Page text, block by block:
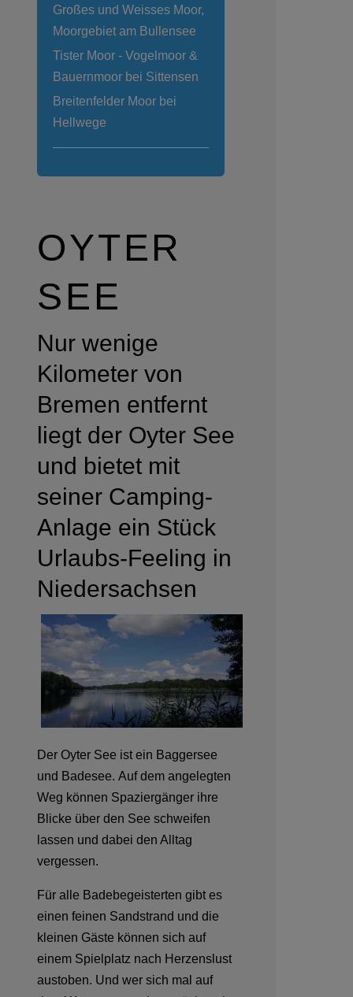
Großes und Weisses Moor,
Moorgebiet am Bullensee
Tister Moor - Vogelmoor &
Bauernmoor bei Sittensen
Breitenfelder Moor bei
Hellwege
OYTER
SEE
Nur wenige
Kilometer von
Bremen entfernt
liegt der Oyter See
und bietet mit
seiner Camping-
Anlage ein Stück
Urlaubs-Feeling in
Niedersachsen
Der Oyter See ist ein Baggersee
und Badesee. Auf dem angelegten
Weg können Spaziergänger ihre
Blicke über den See schweifen
lassen und dabei den Alltag
vergessen.
Für alle Badebegeisterten gibt es
einen feinen Sandstrand und die
kleinen Gäste können sich auf
einem Spielplatz nach Herzenslust
austoben. Und wer sich mal auf